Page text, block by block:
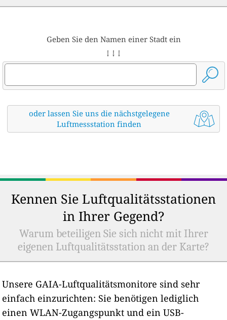
Geben Sie den Namen einer Stadt ein
↓ ↓ ↓
oder lassen Sie uns die nächstgelegene
Luftmessstation finden
Kennen Sie Luftqualitätsstationen
in Ihrer Gegend?
Warum beteiligen Sie sich nicht mit Ihrer
eigenen Luftqualitätsstation an der Karte?
Unsere GAIA-Luftqualitätsmonitore sind sehr
einfach einzurichten: Sie benötigen lediglich
einen WLAN-Zugangspunkt und ein USB-